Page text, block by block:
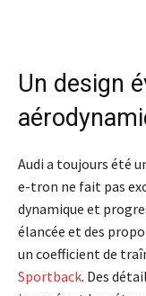
Un design
Audi a toujours été
e-tron ne fait pas
dynamique et
élancée et des
un coefficient de
Sportback. Des